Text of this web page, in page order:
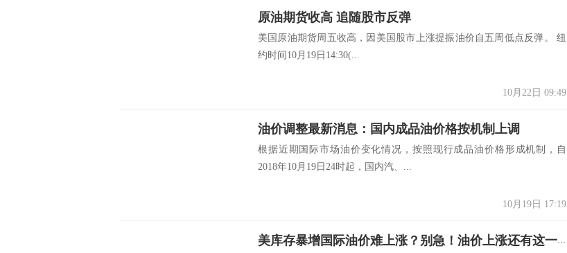
原油期货收高 追随股市反弹
美国原油期货周五收高，因美国股市上涨提振油价自五周低点反弹。 纽
约时间10月19日14:30(...
10月22日 09:49
油价调整最新消息：国内成品油价格按机制上调
根据近期国际市场油价变化情况，按照现行成品油价格形成机制，自
2018年10月19日24时起，国内汽、...
10月19日 17:19
美库存暴增国际油价难上涨？别急！油价上涨还有这一催化剂